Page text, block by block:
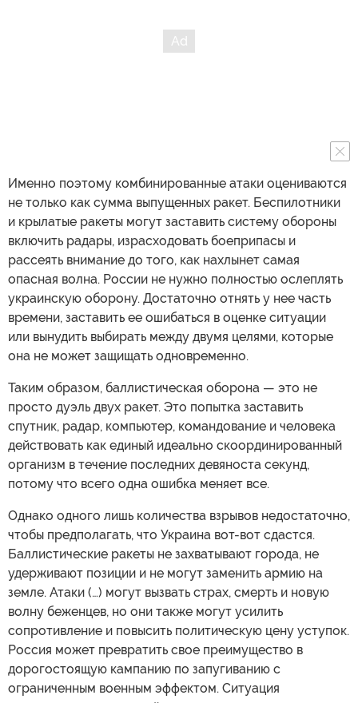
Именно поэтому комбинированные атаки оцениваются
не только как сумма выпущенных ракет. Беспилотники
и крылатые ракеты могут заставить систему обороны
включить радары, израсходовать боеприпасы и
рассеять внимание до того, как нахлынет самая
опасная волна. России не нужно полностью ослеплять
украинскую оборону. Достаточно отнять у нее часть
времени, заставить ее ошибаться в оценке ситуации
или вынудить выбирать между двумя целями, которые
она не может защищать одновременно.
Таким образом, баллистическая оборона — это не
просто дуэль двух ракет. Это попытка заставить
спутник, радар, компьютер, командование и человека
действовать как единый идеально скоординированный
организм в течение последних девяноста секунд,
потому что всего одна ошибка меняет все.
Однако одного лишь количества взрывов недостаточно,
чтобы предполагать, что Украина вот-вот сдастся.
Баллистические ракеты не захватывают города, не
удерживают позиции и не могут заменить армию на
земле. Атаки (…) могут вызвать страх, смерть и новую
волну беженцев, но они также могут усилить
сопротивление и повысить политическую цену уступок.
Россия может превратить свое преимущество в
дорогостоящую кампанию по запугиванию с
ограниченным военным эффектом. Ситуация